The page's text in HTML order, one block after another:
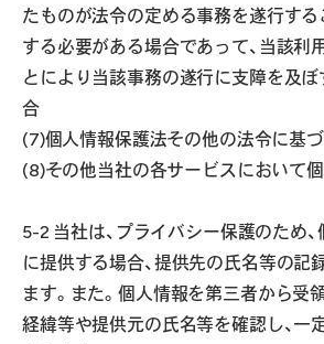
たものが法令の定める事務を遂行す
する必要がある場合であって、当該利
とにより当該事務の遂行に支障を及
合
(7)個人情報保護法その他の法令に基
(8)その他当社の各サービスにおいて
5-2 当社は、プライバシー保護のため
に提供する場合、提供先の氏名等の記
ます。また。個人情報を第三者から受
経緯等や提供元の氏名等を確認し、一